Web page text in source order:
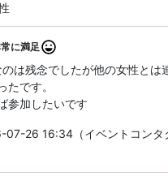
に満足
は残念でしたが他の女性とは
たです。
参加したいです
07-26 16:34（イベントコンタ